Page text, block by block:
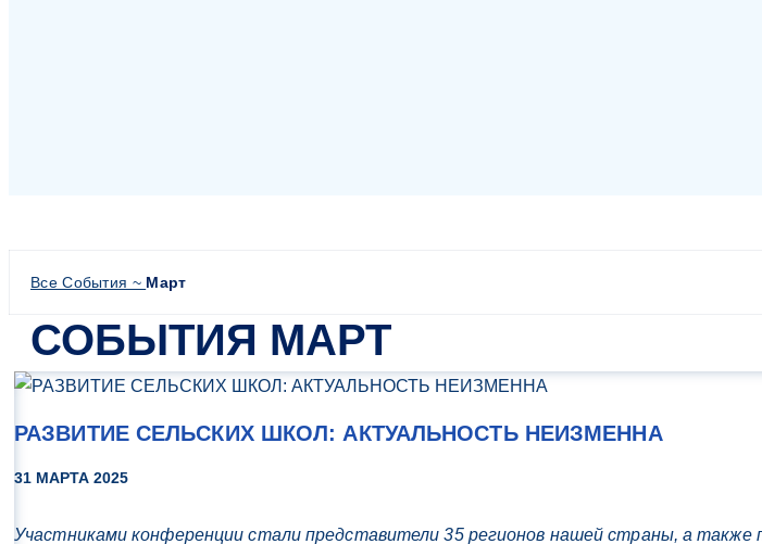
Все События ~ Март
СОБЫТИЯ МАРТ
РАЗВИТИЕ СЕЛЬСКИХ ШКОЛ: АКТУАЛЬНОСТЬ НЕИЗМЕННА
31 МАРТА 2025
Участниками конференции стали представители 35 регионов нашей страны, а также